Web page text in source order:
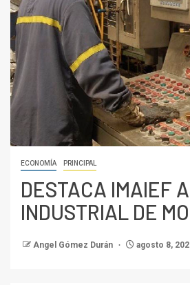
ECONOMÍA PRINCIPAL
DESTACA IMAIEF
INDUSTRIAL DE
Angel Gómez Durán agosto 8,